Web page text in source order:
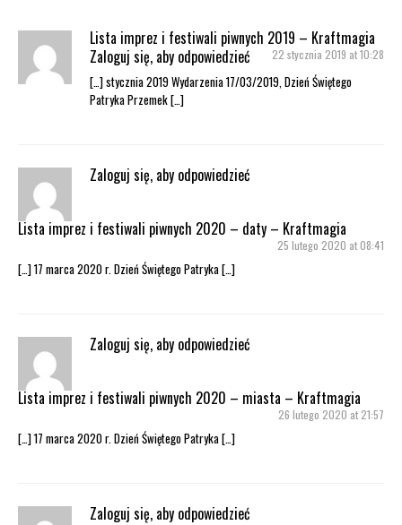
Lista imprez i festiwali piwnych 2019 – Kraftmagia
22 stycznia 2019 at 10:28
Zaloguj się, aby odpowiedzieć
[…] stycznia 2019 Wydarzenia 17/03/2019, Dzień Świętego
Patryka Przemek […]
Lista imprez i festiwali piwnych 2020 – daty – Kraftmagia
25 lutego 2020 at 08:41
Zaloguj się, aby odpowiedzieć
[…] 17 marca 2020 r. Dzień Świętego Patryka […]
Lista imprez i festiwali piwnych 2020 – miasta – Kraftmagia
26 lutego 2020 at 21:57
Zaloguj się, aby odpowiedzieć
[…] 17 marca 2020 r. Dzień Świętego Patryka […]
Zaloguj się, aby odpowiedzieć